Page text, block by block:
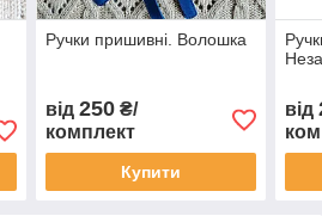
Ручки пришивні. Волошка
від 250₴/
комплект
Купити
від